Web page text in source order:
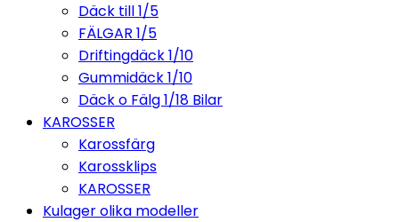
Däck till 1/5
FÄLGAR 1/5
Driftingdäck 1/10
Gummidäck 1/10
Däck o Fälg 1/18 Bilar
KAROSSER
Karossfärg
Karossklips
KAROSSER
Kulager olika modeller